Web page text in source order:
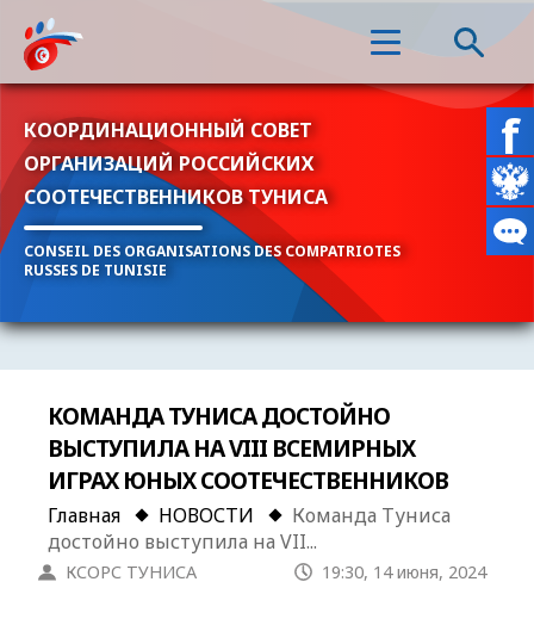
КООРДИНАЦИОННЫЙ СОВЕТ
ОРГАНИЗАЦИЙ РОССИЙСКИХ
СООТЕЧЕСТВЕННИКОВ ТУНИСА
CONSEIL DES ORGANISATIONS DES COMPATRIOTES
RUSSES DE TUNISIE
КОМАНДА ТУНИСА ДОСТОЙНО
ВЫСТУПИЛА НА VIII ВСЕМИРНЫХ
ИГРАХ ЮНЫХ СООТЕЧЕСТВЕННИКОВ
Главная НОВОСТИ
Команда Туниса
достойно выступила на VII...
КСОРС ТУНИСА 19:30, 14 июня, 2024